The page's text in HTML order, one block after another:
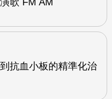
抗血小板的精準化治